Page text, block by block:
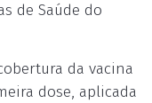
de Saúde do
da vacina
dose, aplicada